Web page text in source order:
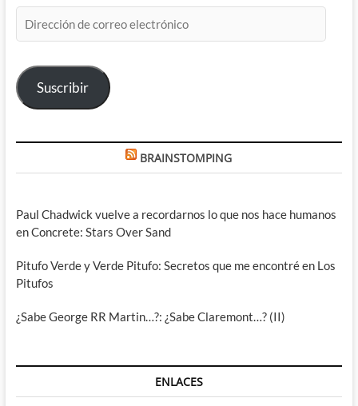
de
electrónico
Suscribir
BRAINSTOMPING
Paul Chadwick vuelve a recordarnos lo que nos hace humanos
en Concrete: Stars Over Sand
Pitufo Verde y Verde Pitufo: Secretos que me encontré en Los
Pitufos
¿Sabe George RR Martin…?: ¿Sabe Claremont…? (II)
ENLACES